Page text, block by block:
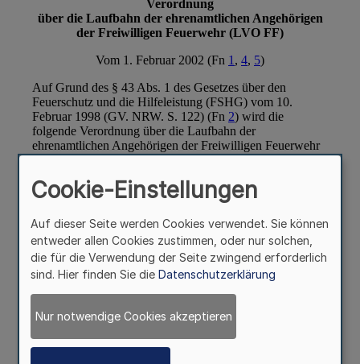
Cookie-Einstellungen
Auf dieser Seite werden Cookies verwendet. Sie können
entweder allen Cookies zustimmen, oder nur solchen,
die für die Verwendung der Seite zwingend erforderlich
sind. Hier finden Sie die Datenschutzerklärung
Nur notwendige Cookies akzeptieren